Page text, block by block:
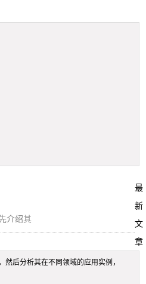
介绍其
后分析其在不同领域的应用实例，
最
新
文
章